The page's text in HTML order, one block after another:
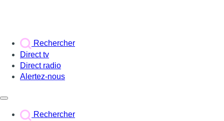
Rechercher
Direct tv
Direct radio
Alertez-nous
Rechercher